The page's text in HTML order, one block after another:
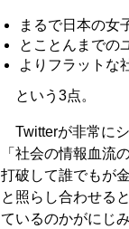
まるで日本の女
とことんまでの
よりフラットな
という3点。
Twitterが非常に
「社会の情報血流
打破して誰でもが
と照らし合わせる
ているのかがにじ